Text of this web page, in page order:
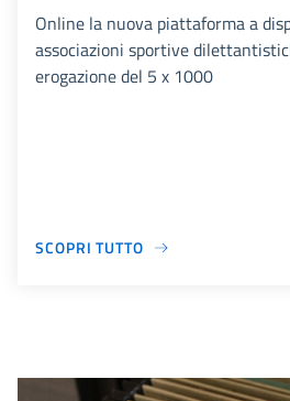
Online la nuova piattaforma a
associazioni sportive
erogazione del 5 x 1000
SCOPRI TUTTO